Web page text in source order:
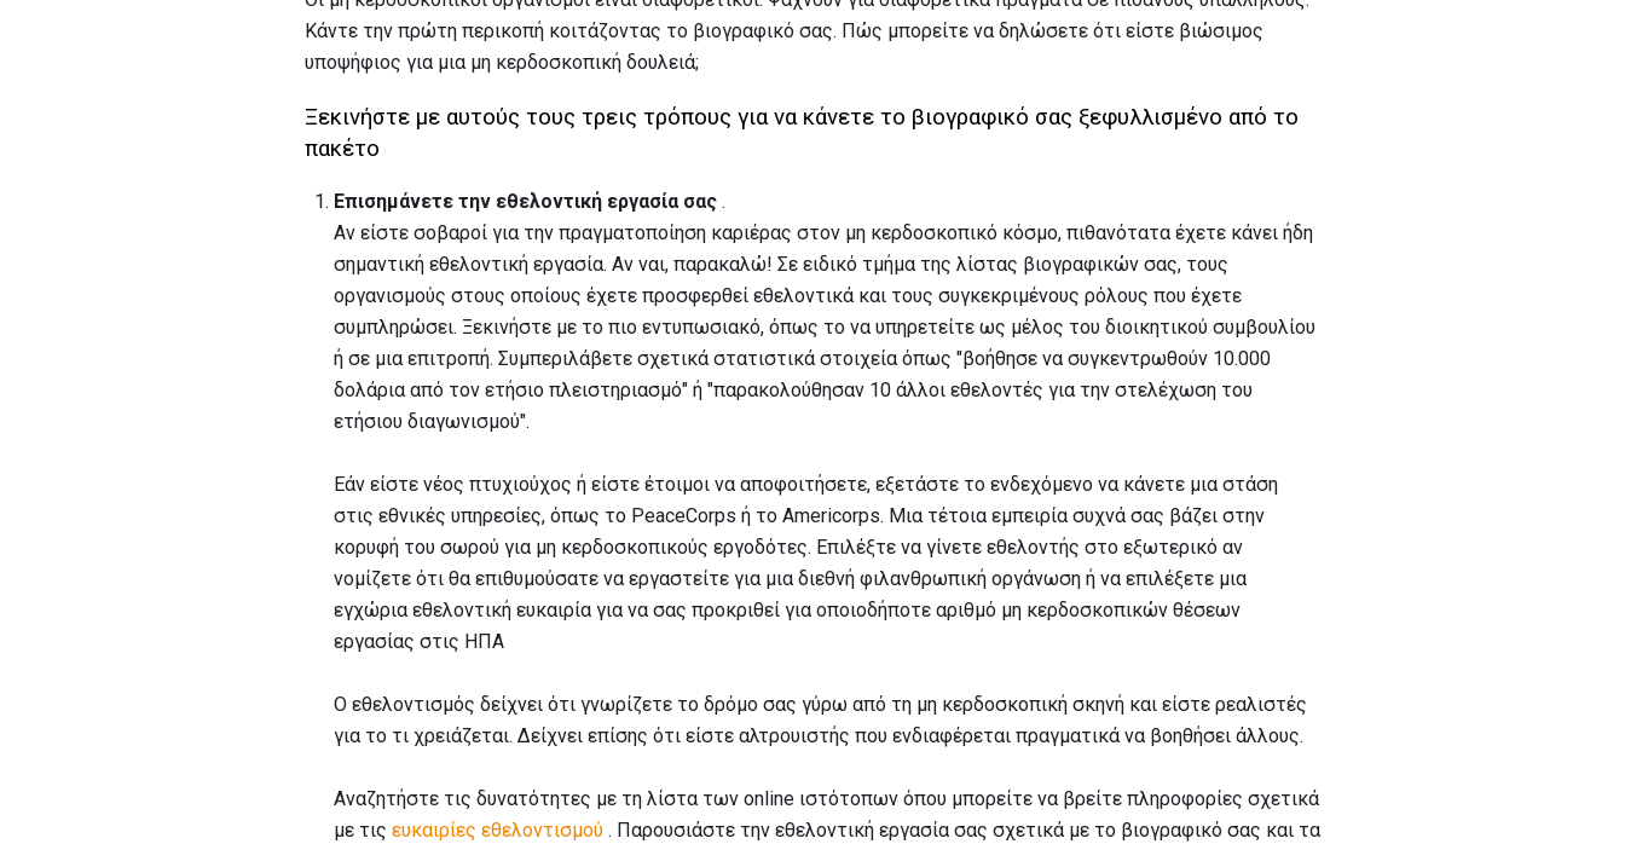
Κάντε την πρώτη περικοπή κοιτάζοντας το βιογραφικό σας. Πώς μπορείτε να δηλώσετε ότι είστε βιώσιμος
υποψήφιος για μια μη κερδοσκοπική δουλειά;
Ξεκινήστε με αυτούς τους τρεις τρόπους για να κάνετε το βιογραφικό σας ξεφυλλισμένο από το
πακέτο
Επισημάνετε την εθελοντική εργασία σας .
Αν είστε σοβαροί για την πραγματοποίηση καριέρας στον μη κερδοσκοπικό κόσμο, πιθανότατα έχετε κάνει ήδη
σημαντική εθελοντική εργασία. Αν ναι, παρακαλώ! Σε ειδικό τμήμα της λίστας βιογραφικών σας, τους
οργανισμούς στους οποίους έχετε προσφερθεί εθελοντικά και τους συγκεκριμένους ρόλους που έχετε
συμπληρώσει. Ξεκινήστε με το πιο εντυπωσιακό, όπως το να υπηρετείτε ως μέλος του διοικητικού συμβουλίου
ή σε μια επιτροπή. Συμπεριλάβετε σχετικά στατιστικά στοιχεία όπως "βοήθησε να συγκεντρωθούν 10.000
δολάρια από τον ετήσιο πλειστηριασμό" ή "παρακολούθησαν 10 άλλοι εθελοντές για την στελέχωση του
ετήσιου διαγωνισμού".
Εάν είστε νέος πτυχιούχος ή είστε έτοιμοι να αποφοιτήσετε, εξετάστε το ενδεχόμενο να κάνετε μια στάση
στις εθνικές υπηρεσίες, όπως το PeaceCorps ή το Americorps. Μια τέτοια εμπειρία συχνά σας βάζει στην
κορυφή του σωρού για μη κερδοσκοπικούς εργοδότες. Επιλέξτε να γίνετε εθελοντής στο εξωτερικό αν
νομίζετε ότι θα επιθυμούσατε να εργαστείτε για μια διεθνή φιλανθρωπική οργάνωση ή να επιλέξετε μια
εγχώρια εθελοντική ευκαιρία για να σας προκριθεί για οποιοδήποτε αριθμό μη κερδοσκοπικών θέσεων
εργασίας στις ΗΠΑ
Ο εθελοντισμός δείχνει ότι γνωρίζετε το δρόμο σας γύρω από τη μη κερδοσκοπική σκηνή και είστε ρεαλιστές
για το τι χρειάζεται. Δείχνει επίσης ότι είστε αλτρουιστής που ενδιαφέρεται πραγματικά να βοηθήσει άλλους.
Αναζητήστε τις δυνατότητες με τη λίστα των online ιστότοπων όπου μπορείτε να βρείτε πληροφορίες σχετικά
με τις ευκαιρίες εθελοντισμού . Παρουσιάστε την εθελοντική εργασία σας σχετικά με το βιογραφικό σας και τα